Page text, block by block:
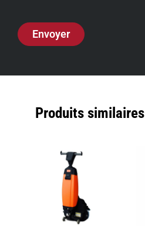
Envoyer
Produits similaires